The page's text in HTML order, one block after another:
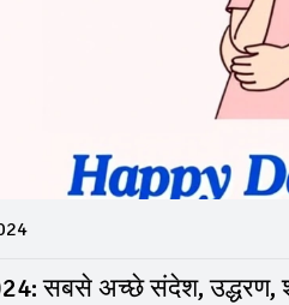
सबसे अच्छे संदेश, उद्धरण,